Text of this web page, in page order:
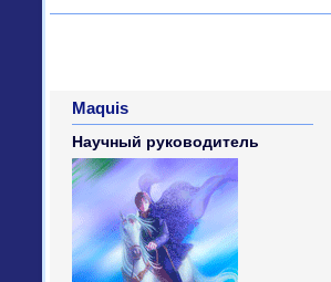
Maquis
Научный руководитель